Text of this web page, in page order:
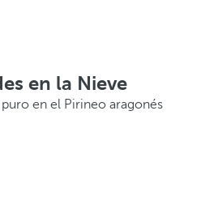
en la Nieve
en el Pirineo aragonés